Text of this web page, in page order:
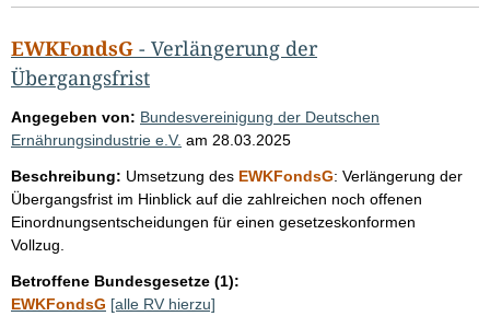
EWKFondsG - Verlängerung der
Übergangsfrist
Angegeben von: Bundesvereinigung der Deutschen
Ernährungsindustrie e.V. am 28.03.2025
Beschreibung: Umsetzung des EWKFondsG: Verlängerung der
Übergangsfrist im Hinblick auf die zahlreichen noch offenen
Einordnungsentscheidungen für einen gesetzeskonformen
Vollzug.
Betroffene Bundesgesetze (1):
EWKFondsG [alle RV hierzu]